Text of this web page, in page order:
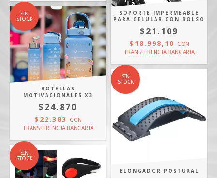
SIN
STOCK
BOTELLAS
MOTIVACIONALES X3
$24.870
$22.383
CON
TRANSFERENCIA BANCARIA
SOPORTE IMPERMEABLE
PARA CELULAR CON BOLSO
$21.109
$18.998,10
CON
TRANSFERENCIA BANCARIA
SIN
STOCK
SIN
STOCK
ELONGADOR POSTURAL